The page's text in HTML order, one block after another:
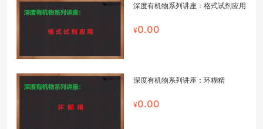
深度有机物系列讲座：格式试剂应用
0.00
深度有机物系列讲座：环糊精
0.00